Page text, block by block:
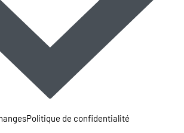
Politique de confidentialité